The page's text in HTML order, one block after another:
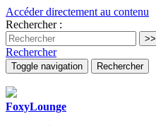
Accéder directement au contenu
Rechercher :
Rechercher
Toggle navigation Rechercher
FoxyLounge